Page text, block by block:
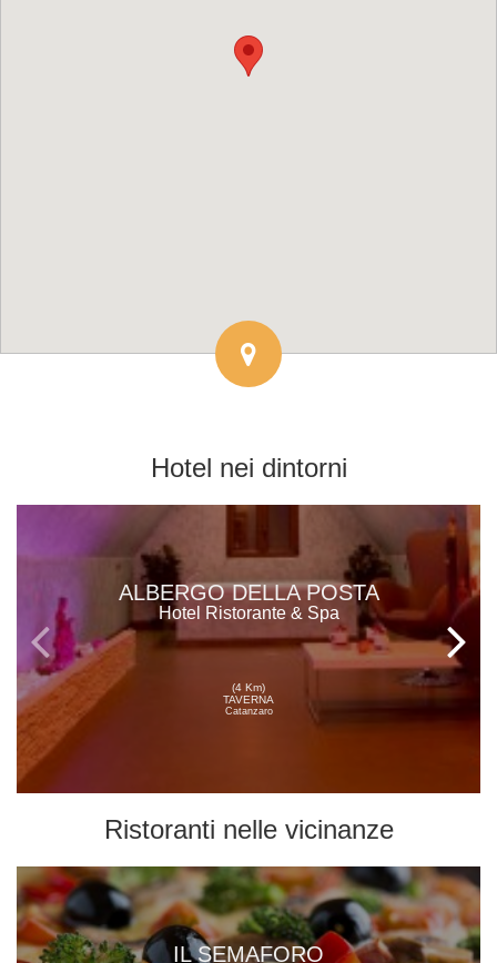
Hotel nei dintorni
ALBERGO DELLA POSTA
Hotel Ristorante & Spa
(4 Km)
TAVERNA
Catanzaro
Ristoranti nelle vicinanze
IL SEMAFORO